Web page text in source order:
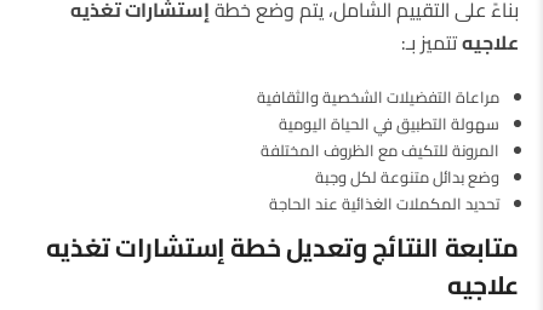
بناءً على التقييم الشامل، يتم وضع خطةإستشارات تغذيه
علاجيهتتميز بـ:
مراعاة التفضيلات الشخصية والثقافية
سهولة التطبيق في الحياة اليومية
المرونة للتكيف مع الظروف المختلفة
وضع بدائل متنوعة لكل وجبة
تحديد المكملات الغذائية عند الحاجة
متابعة النتائج وتعديل خطة إستشارات تغذيه
علاجيه